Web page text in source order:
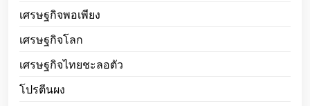
เศรษฐกิจพอเพียง
เศรษฐกิจโลก
เศรษฐกิจไทยชะลอตัว
โปรตีนผง